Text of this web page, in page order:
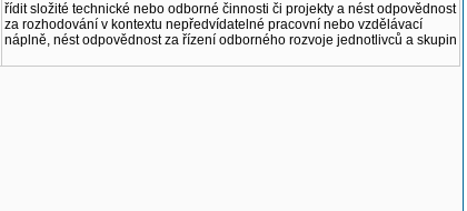
řídit složité technické nebo odborné činnosti či projekty a nést odpovědnost
za rozhodování v kontextu nepředvídatelné pracovní nebo vzdělávací
náplně, nést odpovědnost za řízení odborného rozvoje jednotlivců a skupin